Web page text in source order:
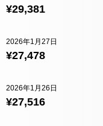
¥29,381
¥27,478
2026年1月27日
¥27,516
2026年1月26日